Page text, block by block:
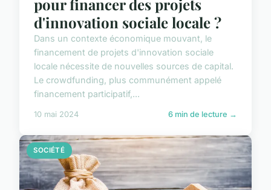
pour financer des projets
d'innovation sociale locale ?
Dans un contexte économique mouvant, le
financement de projets d'innovation sociale
locale nécessite de nouvelles sources de capital.
Le crowdfunding, plus communément appelé
financement participatif,...
10 mai 2024 6 min de lecture →
SOCIÉTÉ